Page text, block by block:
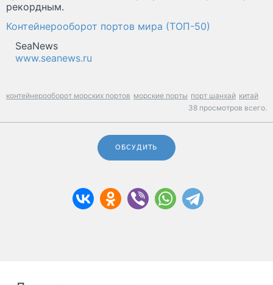
рекордным.
Контейнерооборот портов мира (ТОП-50)
SeaNews
www.seanews.ru
контейнерооборот морских портов морские порты порт шанхай китай
38 просмотров всего.
ОБСУДИТЬ